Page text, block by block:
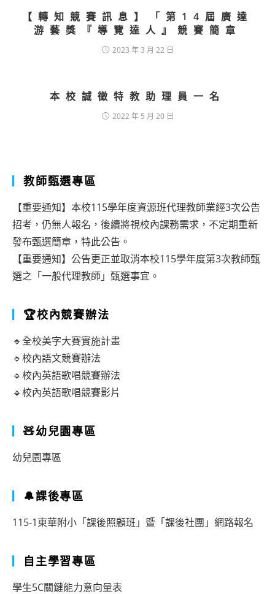
【轉知競賽訊息】「第14屆廣達
游藝獎『導覽達人』競賽簡章
2023 年 3 月 22 日
本校誠徵特教助理員一名
2022 年 5 月 20 日
教師甄選專區
【重要通知】本校115學年度資源班代理教師業經3次公告
招考，仍無人報名，後續將視校內課務需求，不定期重新
發布甄選簡章，特此公告。
【重要通知】公告更正並取消本校115學年度第3次教師甄
選之「一般代理教師」甄選事宜。
🏆校內競賽辦法
🔹全校美字大賽實施計畫
🔹校內語文競賽辦法
🔹校內英語歌唱競賽辦法
🔹校內英語歌唱競賽影片
🧸幼兒園專區
幼兒園專區
🔔課後專區
115-1東華附小「課後照顧班」暨「課後社團」網路報名
自主學習專區
學生5C關鍵能力意向量表